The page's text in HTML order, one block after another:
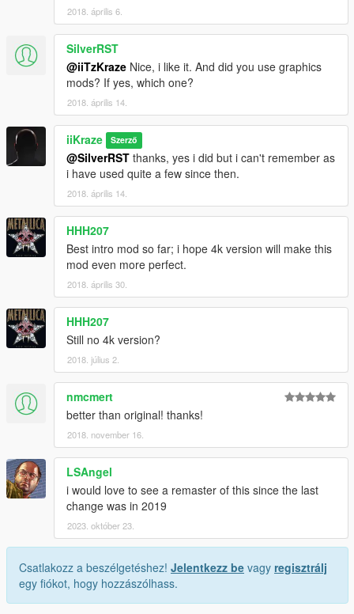
2018. április 6.
SilverRST
@iiTzKraze Nice, i like it. And did you use graphics
mods? If yes, which one?
2018. április 14.
iiKraze Szerző
@SilverRST thanks, yes i did but i can't remember as
i have used quite a few since then.
2018. április 14.
HHH207
Best intro mod so far; i hope 4k version will make this
mod even more perfect.
2018. április 30.
HHH207
Still no 4k version?
2018. július 2.
nmcmert
better than original! thanks!
2018. november 16.
LSAngel
i would love to see a remaster of this since the last
change was in 2019
2023. október 23.
Csatlakozz a beszélgetéshez! Jelentkezz be vagy regisztrálj
egy fiókot, hogy hozzászólhass.